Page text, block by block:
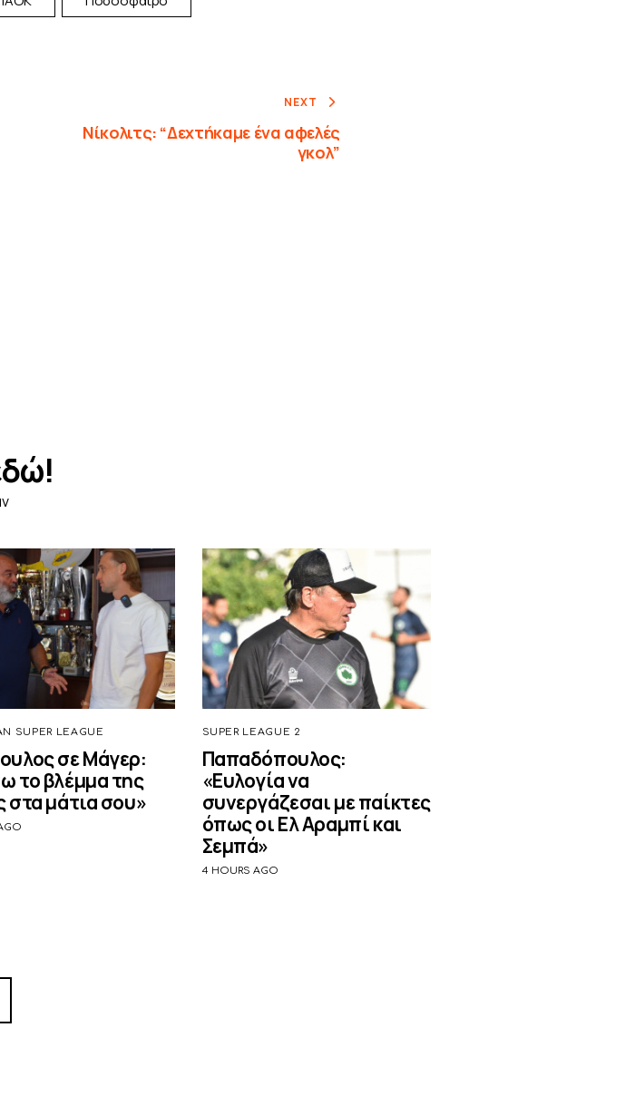
NEXT
Νίκολιτς: “Δεχτήκαμε ένα αφελές
γκολ”
SUPER LEAGUE
σε Μάγερ:
το βλέμμα της
στα μάτια σου»
SUPER LEAGUE 2
Παπαδόπουλος:
«Ευλογία να
συνεργάζεσαι με παίκτες
όπως οι Ελ Αραμπί και
Σεμπά»
4 HOURS AGO